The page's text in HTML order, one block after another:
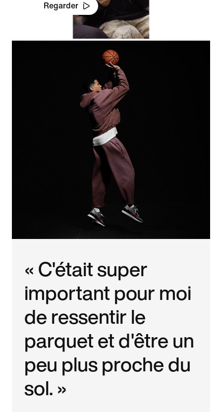
Regarder
« C'était super
important pour moi
de ressentir le
parquet et d'être un
peu plus proche du
sol. »